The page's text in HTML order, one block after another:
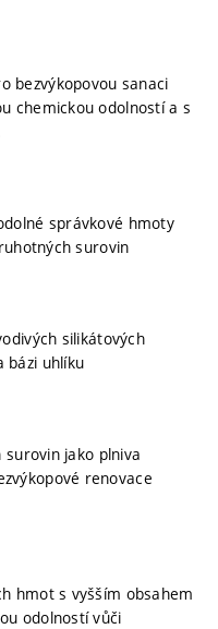
bezvýkopovou sanaci
chemickou odolností a s
správkové hmoty
surovin
silikátových
bázi uhlíku
jako plniva
renovace
hmot s vyšším obsahem
odolností vůči